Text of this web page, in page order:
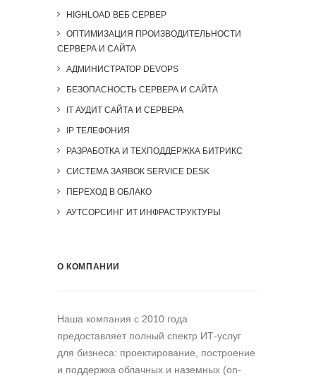
HIGHLOAD ВЕБ СЕРВЕР
ОПТИМИЗАЦИЯ ПРОИЗВОДИТЕЛЬНОСТИ
СЕРВЕРА И САЙТА
АДМИНИСТРАТОР DEVOPS
БЕЗОПАСНОСТЬ СЕРВЕРА И САЙТА
IT АУДИТ САЙТА И СЕРВЕРА
IP ТЕЛЕФОНИЯ
РАЗРАБОТКА И ТЕХПОДДЕРЖКА БИТРИКС
СИСТЕМА ЗАЯВОК SERVICE DESK
ПЕРЕХОД В ОБЛАКО
АУТСОРСИНГ ИТ ИНФРАСТРУКТУРЫ
О КОМПАНИИ
Наша компания c 2010 года
предоставляет полный спектр ИТ-услуг
для бизнеса: проектирование, построение
и поддержка облачных и наземных (on-